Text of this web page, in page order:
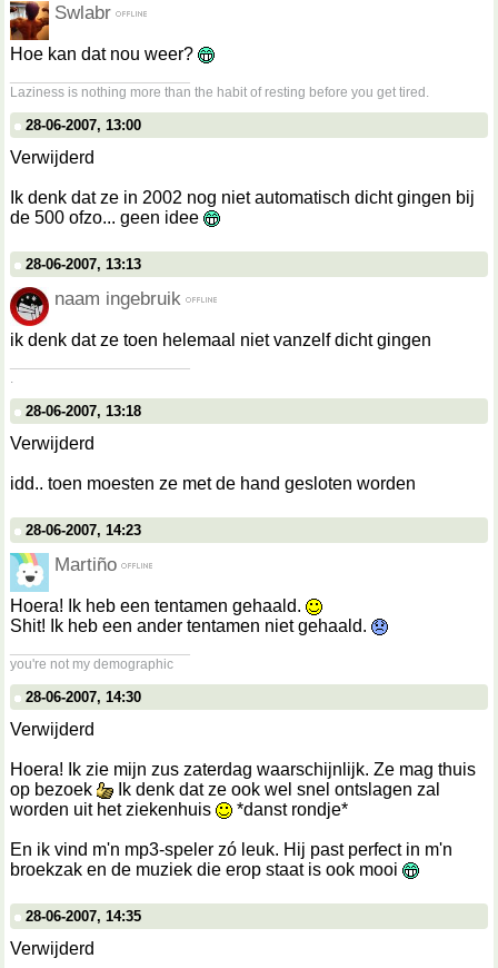
Swlabr
Hoe kan dat nou weer?
Laziness is nothing more than the habit of resting before you get tired.
28-06-2007, 13:00
Verwijderd
Ik denk dat ze in 2002 nog niet automatisch dicht gingen bij
de 500 ofzo... geen idee
28-06-2007, 13:13
naam ingebruik
ik denk dat ze toen helemaal niet vanzelf dicht gingen
.
28-06-2007, 13:18
Verwijderd
idd.. toen moesten ze met de hand gesloten worden
28-06-2007, 14:23
Martiño
Hoera! Ik heb een tentamen gehaald.
Shit! Ik heb een ander tentamen niet gehaald.
you're not my demographic
28-06-2007, 14:30
Verwijderd
Hoera! Ik zie mijn zus zaterdag waarschijnlijk. Ze mag thuis
op bezoek
Ik denk dat ze ook wel snel ontslagen zal
worden uit het ziekenhuis
*danst rondje*
En ik vind m'n mp3-speler zó leuk. Hij past perfect in m'n
broekzak en de muziek die erop staat is ook mooi
28-06-2007, 14:35
Verwijderd